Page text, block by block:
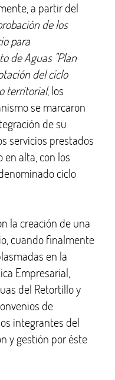
a partir del
de los
para
de Aguas "Plan
del ciclo
territorial, los
se marcaron
de su
servicios prestados
alta, con los
ciclo
la creación de una
cuando finalmente
en la
Empresarial,
del Retortillo y
de
integrantes del
y gestión por éste